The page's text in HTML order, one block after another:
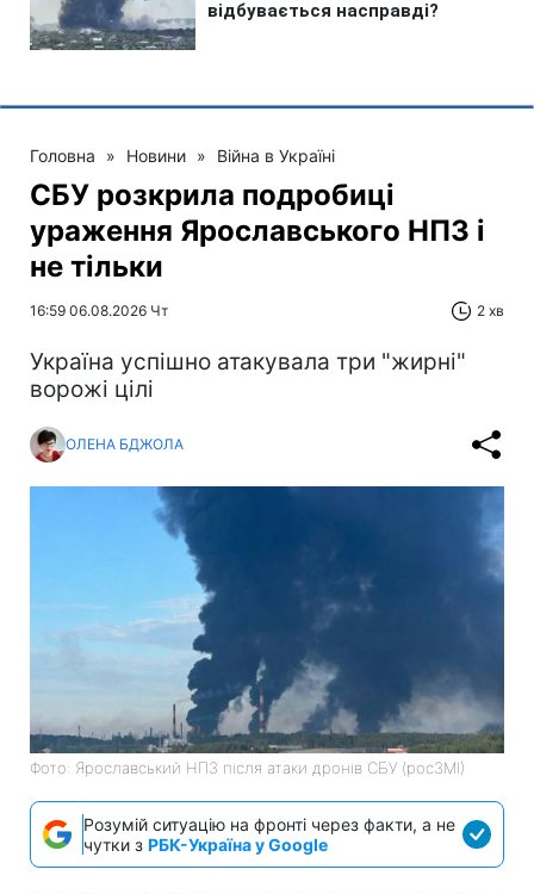
Головна » Новини » Війна в Україні
СБУ розкрила подробиці
ураження Ярославського НПЗ і
не тільки
16:59 06.08.2026 Чт 2 хв
Україна успішно атакувала три "жирні"
ворожі цілі
ОЛЕНА БДЖОЛА
Фото: Ярославський НПЗ після атаки дронів СБУ (росЗМІ)
Розумій ситуацію на фронті через факти, а не
чутки з РБК-Україна у Google